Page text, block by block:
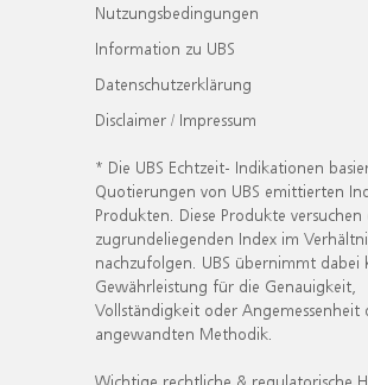
Nutzungsbedingungen
Information zu UBS
Datenschutzerklärung
Disclaimer / Impressum
* Die UBS Echtzeit- Indikationen
Quotierungen von UBS emittierten
Produkten. Diese Produkte versuchen
zugrundeliegenden Index im
nachzufolgen. UBS übernimmt dabei
Gewährleistung für die Genauigkeit,
Vollständigkeit oder Angemessenheit
angewandten Methodik.